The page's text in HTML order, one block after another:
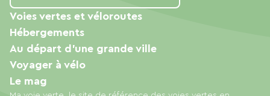
Voies vertes et véloroutes
Hébergements
Au départ d'une grande ville
Voyager à vélo
Le mag